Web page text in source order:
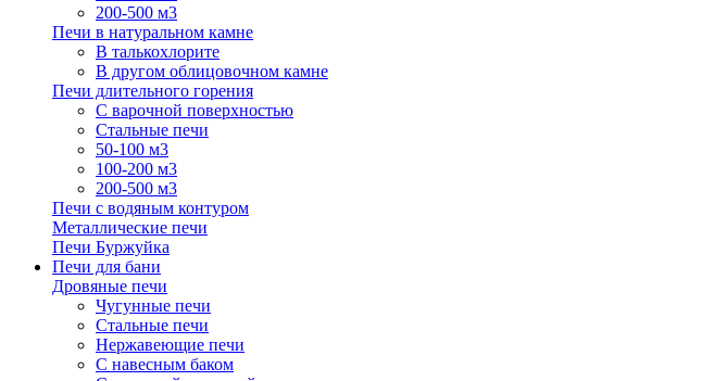
200-500 м3
Печи в натуральном камне
В талькохлорите
В другом облицовочном камне
Печи длительного горения
С варочной поверхностью
Стальные печи
50-100 м3
100-200 м3
200-500 м3
Печи с водяным контуром
Металлические печи
Печи Буржуйка
Печи для бани
Дровяные печи
Чугунные печи
Стальные печи
Нержавеющие печи
С навесным баком